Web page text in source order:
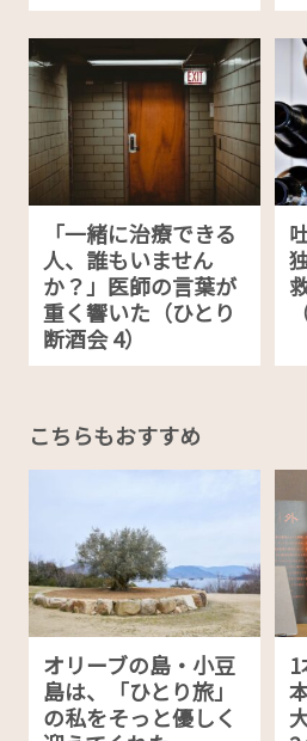
「一緒に治療できる
人、誰もいません
か？」医師の言葉が
重く響いた（ひとり
断酒会 4）
こちらもおすすめ
オリーブの島・小豆
島は、「ひとり旅」
の私をそっと優しく